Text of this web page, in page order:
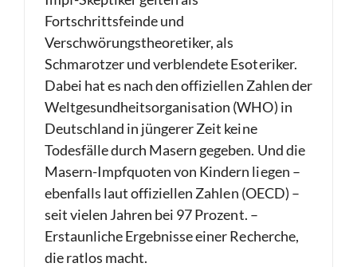
Fortschrittsfeinde und
Verschwörungstheoretiker, als
Schmarotzer und verblendete Esoteriker.
Dabei hat es nach den offiziellen Zahlen der
Weltgesundheitsorganisation (WHO) in
Deutschland in jüngerer Zeit keine
Todesfälle durch Masern gegeben. Und die
Masern-Impfquoten von Kindern liegen –
ebenfalls laut offiziellen Zahlen (OECD) –
seit vielen Jahren bei 97 Prozent. –
Erstaunliche Ergebnisse einer Recherche,
die ratlos macht.